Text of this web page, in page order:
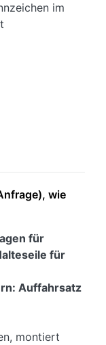
im
wie
für
für
Auffahrsatz
montiert